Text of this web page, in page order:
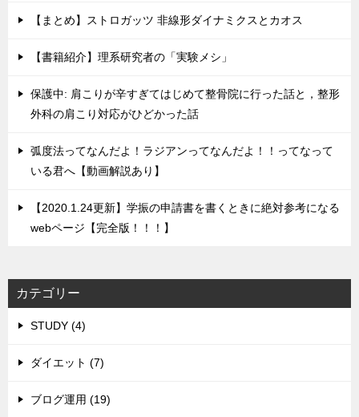
【まとめ】ストロガッツ 非線形ダイナミクスとカオス
【書籍紹介】理系研究者の「実験メシ」
保護中: 肩こりが辛すぎてはじめて整骨院に行った話と，整形
外科の肩こり対応がひどかった話
弧度法ってなんだよ！ラジアンってなんだよ！！ってなって
いる君へ【動画解説あり】
【2020.1.24更新】学振の申請書を書くときに絶対参考になる
webページ【完全版！！！】
カテゴリー
STUDY (4)
ダイエット (7)
ブログ運用 (19)